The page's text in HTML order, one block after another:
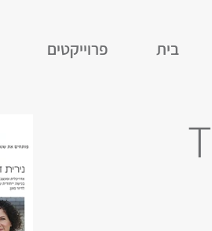
בית פרוייקטים